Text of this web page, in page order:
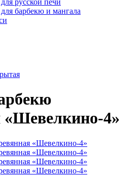
русской печи
барбекю и мангала
«Шевелкино-4»